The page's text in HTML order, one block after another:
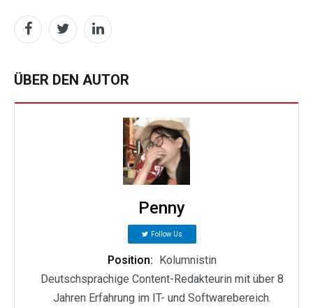
ÜBER DEN AUTOR
Penny
Follow Us
Position: Kolumnistin
Deutschsprachige Content-Redakteurin mit über 8
Jahren Erfahrung im IT- und Softwarebereich.